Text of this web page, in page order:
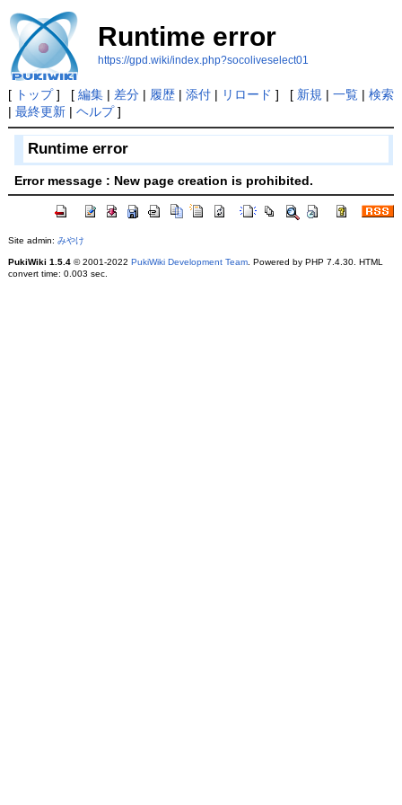
Runtime error
https://gpd.wiki/index.php?socoliveselect01
[ トップ] [ 編集| 差分| 履歴| 添付| リロード ] [ 新規 | 一覧| 検索
| 最終更新| ヘルプ]
Runtime error
Error message : New page creation is prohibited.
Site admin: みやけ
PukiWiki 1.5.4© 2001-2022 PukiWiki Development Team. Powered by PHP 7.4.30. HTML
convert time: 0.003 sec.